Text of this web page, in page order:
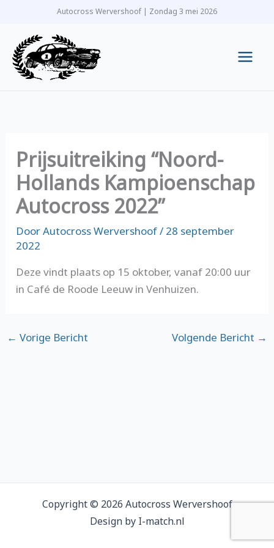
inhoud
Autocross Wervershoof | Zondag 3 mei 2026
Prijsuitreiking “Noord-
Hollands Kampioenschap
Autocross 2022”
DoorAutocross Wervershoof/ 28 september
2022
Deze vindt plaats op 15 oktober, vanaf 20:00 uur
in Café de Roode Leeuw in Venhuizen.
← Vorige Bericht Volgende Bericht →
Copyright © 2026 Autocross Wervershoof
Design by I-match.nl